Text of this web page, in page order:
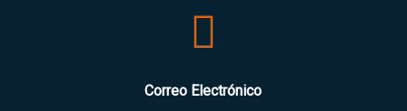

Correo Electrónico